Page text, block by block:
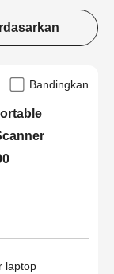
Bandingkan
laptop